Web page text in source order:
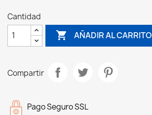
Cantidad
 AÑADIR AL CARRITO
Compartir
Pago Seguro SSL